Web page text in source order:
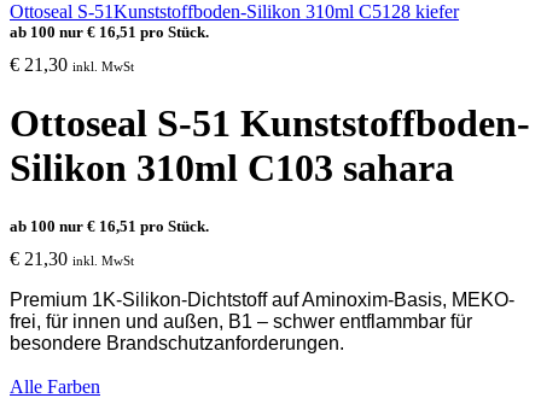
Ottoseal S-51Kunststoffboden-Silikon 310ml C5128 kiefer
ab 100 nur € 16,51 pro Stück.
€ 21,30 inkl. MwSt
Ottoseal S-51 Kunststoffboden-
Silikon 310ml C103 sahara
ab 100 nur € 16,51 pro Stück.
€ 21,30 inkl. MwSt
Premium 1K-Silikon-Dichtstoff auf Aminoxim-Basis, MEKO-
frei, für innen und außen, B1 – schwer entflammbar für
besondere Brandschutzanforderungen.
Alle Farben